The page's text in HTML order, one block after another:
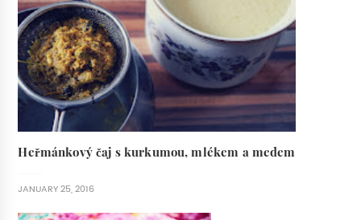
Heřmánkový čaj s kurkumou, mlékem a medem
JANUARY 25, 2016